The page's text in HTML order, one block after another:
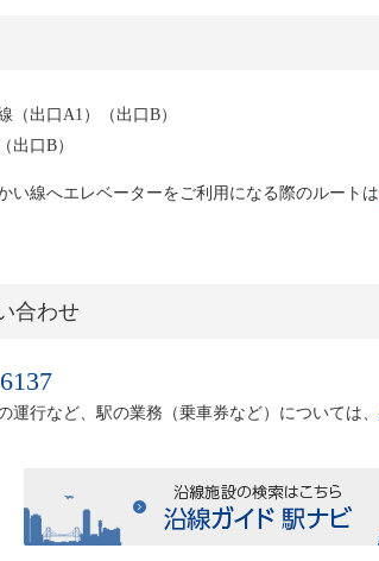
（出口A1）（出口B）
出口B）
い線へエレベーターをご利用になる際のルートは
合わせ
運行など、駅の業務（乗車券など）については、